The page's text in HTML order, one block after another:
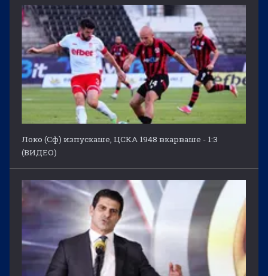
Локо (Сф) изпускаше, ЦСКА 1948 вкарваше - 1:3
(ВИДЕО)